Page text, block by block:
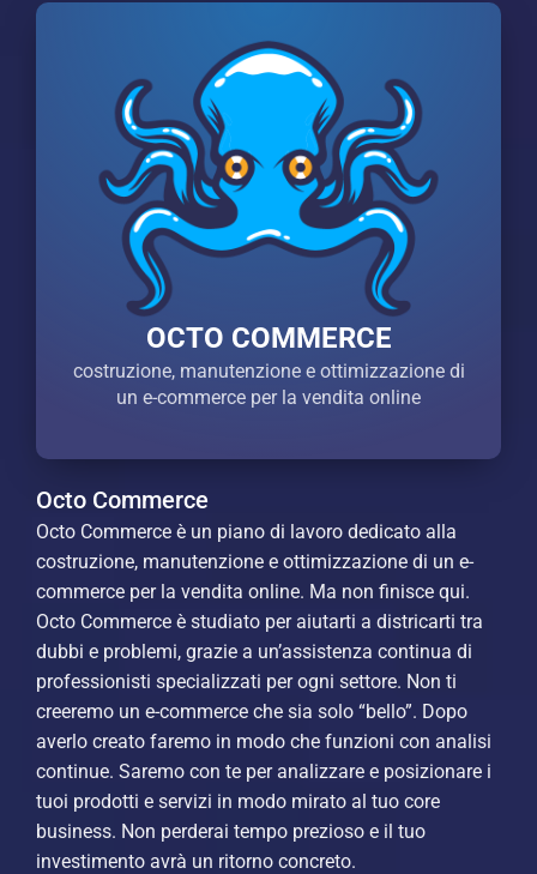
OCTO COMMERCE
costruzione, manutenzione e ottimizzazione di
un e-commerce per la vendita online
Octo Commerce
Octo Commerce è un piano di lavoro dedicato alla
costruzione, manutenzione e ottimizzazione di un e-
commerce per la vendita online. Ma non finisce qui.
Octo Commerce è studiato per aiutarti a districarti tra
dubbi e problemi, grazie a un’assistenza continua di
professionisti specializzati per ogni settore. Non ti
creeremo un e-commerce che sia solo “bello”. Dopo
averlo creato faremo in modo che funzioni con analisi
continue. Saremo con te per analizzare e posizionare i
tuoi prodotti e servizi in modo mirato al tuo core
business. Non perderai tempo prezioso e il tuo
investimento avrà un ritorno concreto.